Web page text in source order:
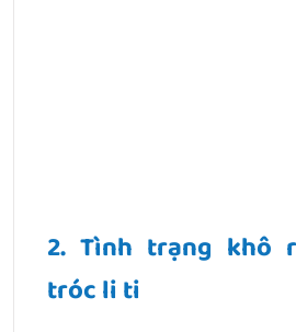
2. Tình trạng khô
tróc li ti